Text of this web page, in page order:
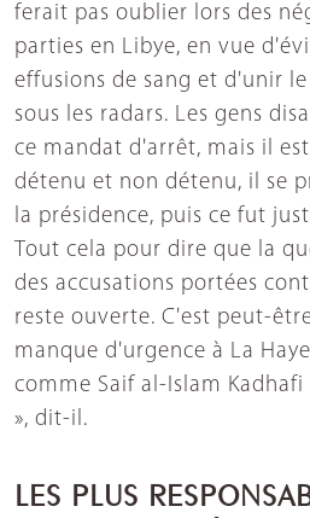
ferait pas oublier lors des
parties en Libye, en vue
effusions de sang et d'unir le
sous les radars. Les gens
ce mandat d'arrêt, mais il
détenu et non détenu, il se
la présidence, puis ce fut
Tout cela pour dire que la
des accusations portées
reste ouverte. C'est peut-
manque d'urgence à La
comme Saif al-Islam
», dit-il.
LES PLUS